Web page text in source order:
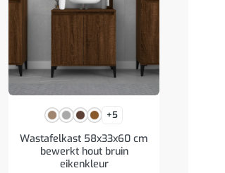
+5
Wastafelkast 58x33x60 cm
bewerkt hout bruin
eikenkleur